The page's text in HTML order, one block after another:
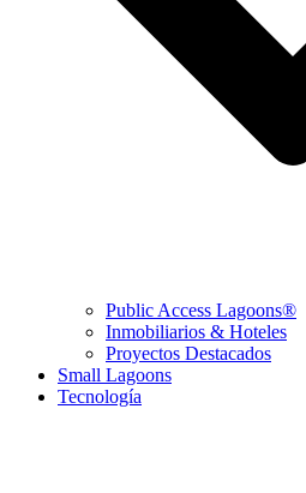
Public Access Lagoons®
Inmobiliarios & Hoteles
Proyectos Destacados
Small Lagoons
Tecnología